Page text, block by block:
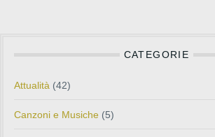
CATEGORIE
Attualità (42)
Canzoni e Musiche (5)